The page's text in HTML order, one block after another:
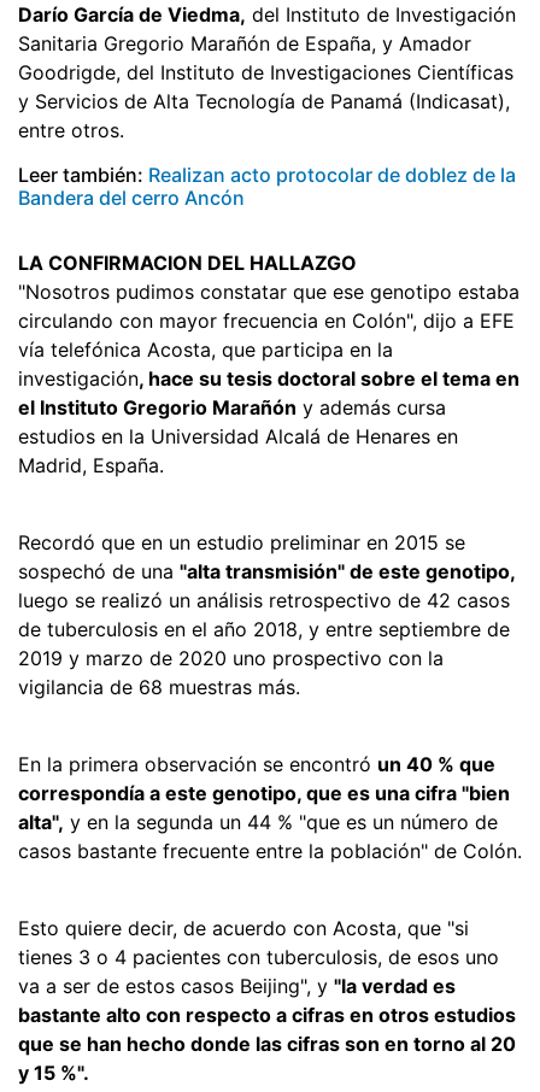
Darío García de Viedma, del Instituto de Investigación
Sanitaria Gregorio Marañón de España, y Amador
Goodrigde, del Instituto de Investigaciones Científicas
y Servicios de Alta Tecnología de Panamá (Indicasat),
entre otros.
Leer también: Realizan acto protocolar de doblez de la
Bandera del cerro Ancón
LA CONFIRMACION DEL HALLAZGO
"Nosotros pudimos constatar que ese genotipo estaba
circulando con mayor frecuencia en Colón", dijo a EFE
vía telefónica Acosta, que participa en la
investigación, hace su tesis doctoral sobre el tema en
el Instituto Gregorio Marañón y además cursa
estudios en la Universidad Alcalá de Henares en
Madrid, España.
Recordó que en un estudio preliminar en 2015 se
sospechó de una "alta transmisión" de este genotipo,
luego se realizó un análisis retrospectivo de 42 casos
de tuberculosis en el año 2018, y entre septiembre de
2019 y marzo de 2020 uno prospectivo con la
vigilancia de 68 muestras más.
En la primera observación se encontró un 40 % que
correspondía a este genotipo, que es una cifra "bien
alta", y en la segunda un 44 % "que es un número de
casos bastante frecuente entre la población" de Colón.
Esto quiere decir, de acuerdo con Acosta, que "si
tienes 3 o 4 pacientes con tuberculosis, de esos uno
va a ser de estos casos Beijing", y "la verdad es
bastante alto con respecto a cifras en otros estudios
que se han hecho donde las cifras son en torno al 20
y 15 %".